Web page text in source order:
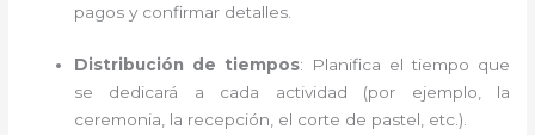
pagos y confirmar detalles.
Distribución de tiempos: Planifica el tiempo que
se dedicará a cada actividad (por ejemplo, la
ceremonia, la recepción, el corte de pastel, etc.).